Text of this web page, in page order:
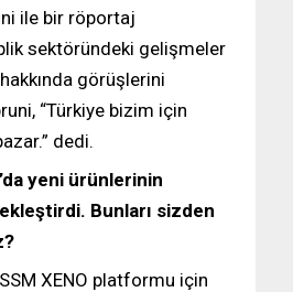
ile bir röportaj
sektöründeki gelişmeler
görüşlerini
“Türkiye bizim için
dedi.
yeni ürünlerinin
Bunları sizden
XENO platformu için